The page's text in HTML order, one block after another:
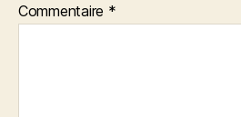
Commentaire *